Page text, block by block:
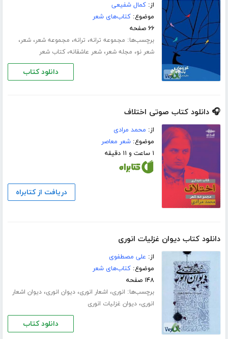
از:کمال شفیعی
موضوع:کتاب‌های شعر
۶۶ صفحه
برچسب‌ها: مجموعه ترانه، ترانه، مجموعه شعر،شعر،
شعر نو، مجله شعر،شعر عاشقانه،کتاب شعر
دانلود کتاب
🎧 دانلود کتاب صوتی اختلاف
از: محمد مرادی
موضوع:شعر معاصر
۱ ساعت و ۱۱ دقیقه
دریافت از کتابراه
دانلود کتاب دیوان غزلیات انوری
از: علی مصطفوی
موضوع:کتاب‌های شعر
۱۴۸ صفحه
برچسب‌ها: انوری، اشعار انوری،دیوان انوری،دیوان اشعار
انوری،دیوان غزلیات انوری
دانلود کتاب